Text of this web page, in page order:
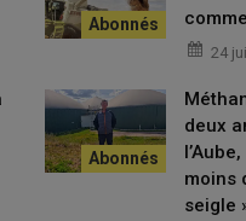
mais on observe
non exposée. Des
dose, montre une
chez les
24
deux
moins
seigle